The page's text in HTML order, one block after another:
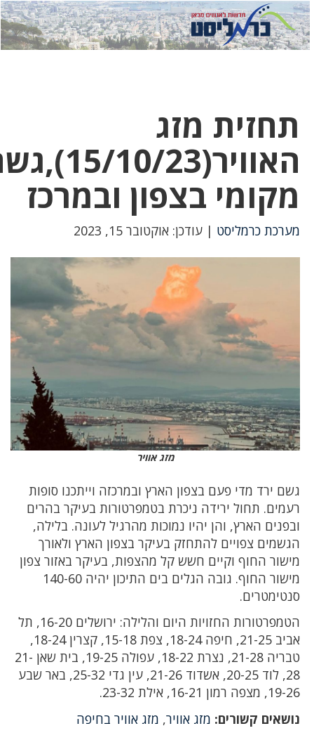
לחץ
כאן
לחץ
כדי
מזג
האוויר(15/10/23),גשם
בצפון ובמרכז
כרמליסט| עודכן: אוקטובר 15, 2023
מזג אוויר
ירד מדי פעם בצפון הארץ ובמרכזה וייתכנו סופות
תחול ירידה ניכרת בטמפרטורות בעיקר בהרים
הארץ, והן יהיו נמוכות מהרגיל לעונה. בלילה,
צפויים להתחזק בעיקר בצפון הארץ ולאורך
החוף וקיים חשש קל מהצפות, בעיקר באזור צפון
מישור החוף. גובה הגלים בים התיכון יהיה 140-60
הטמפרטורות החזויות היום והלילה: ירושלים 16-20, תל
אביב 21-25, חיפה 18-24, צפת 15-18, קצרין 18-24,
טבריה 21-28, נצרת 18-22, עפולה 19-25, בית שאן 21-
28, לוד 20-25, אשדוד 21-26, עין גדי 25-32, באר שבע
מצפה רמון 16-21, אילת 23-32.
קשורים:מזג אוויר,מזג אוויר בחיפה